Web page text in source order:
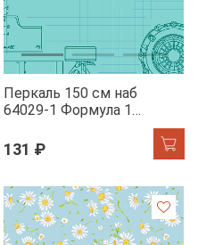
Перкаль 150 см наб
64029-1 Формула 1
131 ₽